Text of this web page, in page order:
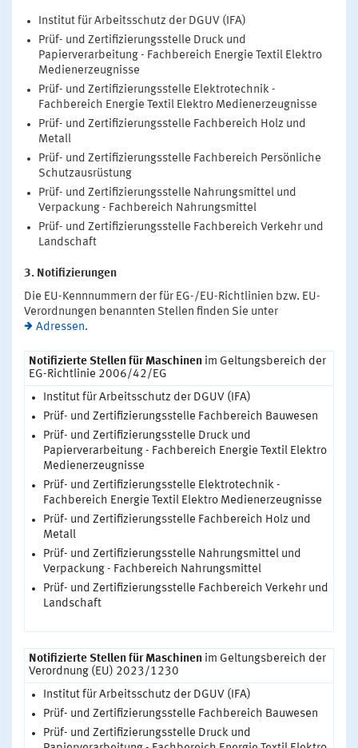
Institut für Arbeitsschutz der DGUV (IFA)
Prüf- und Zertifizierungsstelle Druck und
Papierverarbeitung - Fachbereich Energie Textil Elektro
Medienerzeugnisse
Prüf- und Zertifizierungsstelle Elektrotechnik -
Fachbereich Energie Textil Elektro Medienerzeugnisse
Prüf- und Zertifizierungsstelle Fachbereich Holz und
Metall
Prüf- und Zertifizierungsstelle Fachbereich Persönliche
Schutzausrüstung
Prüf- und Zertifizierungsstelle Nahrungsmittel und
Verpackung - Fachbereich Nahrungsmittel
Prüf- und Zertifizierungsstelle Fachbereich Verkehr und
Landschaft
3. Notifizierungen
Die EU-Kennnummern der für EG-/EU-Richtlinien bzw. EU-
Verordnungen benannten Stellen finden Sie unter
Adressen.
Notifizierte Stellen für Maschinen im Geltungsbereich der
EG-Richtlinie 2006/42/EG
Institut für Arbeitsschutz der DGUV (IFA)
Prüf- und Zertifizierungsstelle Fachbereich Bauwesen
Prüf- und Zertifizierungsstelle Druck und
Papierverarbeitung - Fachbereich Energie Textil Elektro
Medienerzeugnisse
Prüf- und Zertifizierungsstelle Elektrotechnik -
Fachbereich Energie Textil Elektro Medienerzeugnisse
Prüf- und Zertifizierungsstelle Fachbereich Holz und
Metall
Prüf- und Zertifizierungsstelle Nahrungsmittel und
Verpackung - Fachbereich Nahrungsmittel
Prüf- und Zertifizierungsstelle Fachbereich Verkehr und
Landschaft
Notifizierte Stellen für Maschinen im Geltungsbereich der
Verordnung (EU) 2023/1230
Institut für Arbeitsschutz der DGUV (IFA)
Prüf- und Zertifizierungsstelle Fachbereich Bauwesen
Prüf- und Zertifizierungsstelle Druck und